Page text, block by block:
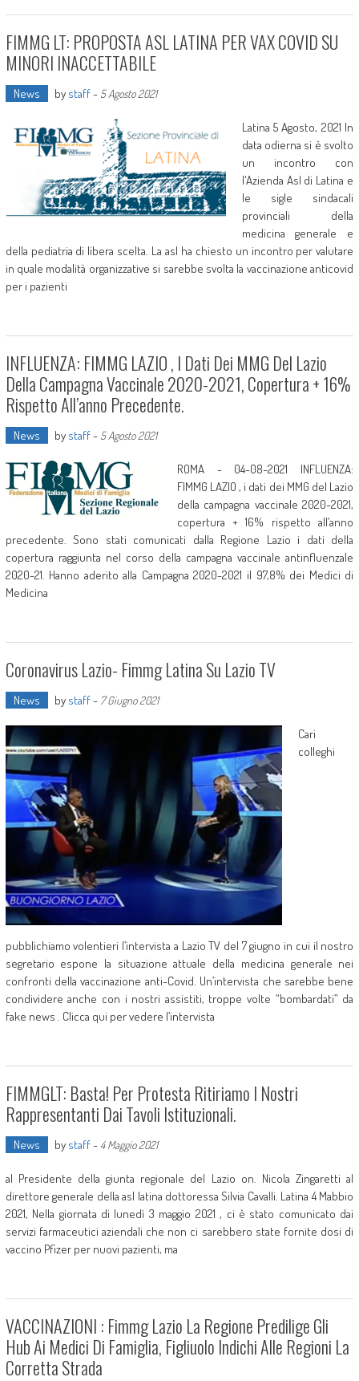
FIMMG LT: PROPOSTA ASL LATINA PER VAX COVID SU
MINORI INACCETTABILE
News by staff- 5 Agosto 2021
Latina 5 Agosto, 2021 In
data odierna si è svolto
un incontro con
l'Azienda Asl di Latina e
le sigle sindacali
provinciali della
medicina generale e
della pediatria di libera scelta. La asl ha chiesto un incontro per valutare
in quale modalità organizzative si sarebbe svolta la vaccinazione anticovid
per i pazienti
INFLUENZA: FIMMG LAZIO , I Dati Dei MMG Del Lazio
Della Campagna Vaccinale 2020-2021, Copertura + 16%
Rispetto All’anno Precedente.
News by staff- 5 Agosto 2021
ROMA - 04-08-2021 INFLUENZA:
FIMMG LAZIO , i dati dei MMG del Lazio
della campagna vaccinale 2020-2021,
copertura + 16% rispetto all’anno
precedente. Sono stati comunicati dalla Regione Lazio i dati della
copertura raggiunta nel corso della campagna vaccinale antinfluenzale
2020-21. Hanno aderito alla Campagna 2020-2021 il 97,8% dei Medici di
Medicina
Coronavirus Lazio- Fimmg Latina Su Lazio TV
News by staff- 7 Giugno 2021
Cari
colleghi
pubblichiamo volentieri l’intervista a Lazio TV del 7 giugno in cui il nostro
segretario espone la situazione attuale della medicina generale nei
confronti della vaccinazione anti-Covid. Un’intervista che sarebbe bene
condividere anche con i nostri assistiti, troppe volte “bombardati” da
fake news . Clicca qui per vedere l’intervista
FIMMGLT: Basta! Per Protesta Ritiriamo I Nostri
Rappresentanti Dai Tavoli Istituzionali.
News by staff- 4 Maggio 2021
al Presidente della giunta regionale del Lazio on. Nicola Zingaretti al
direttore generale della asl latina dottoressa Silvia Cavalli. Latina 4 Mabbio
2021, Nella giornata di lunedì 3 maggio 2021 , ci è stato comunicato dai
servizi farmaceutici aziendali che non ci sarebbero state fornite dosi di
vaccino Pfizer per nuovi pazienti, ma
VACCINAZIONI : Fimmg Lazio La Regione Predilige Gli
Hub Ai Medici Di Famiglia, Figliuolo Indichi Alle Regioni La
Corretta Strada